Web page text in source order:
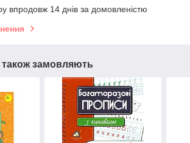
впродовж 14 днів за домовленістю
замовляють